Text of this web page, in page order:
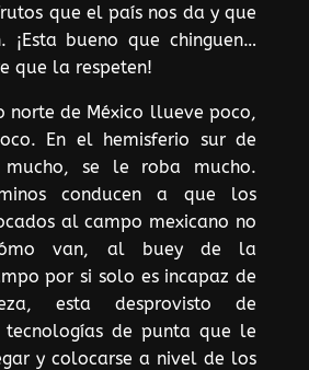
que el país nos da y que
¡Esta bueno que chinguen…
que la respeten!
norte de México llueve poco,
En el hemisferio sur de
mucho, se le roba mucho.
conducen a que los
al campo mexicano no
van, al buey de la
por si solo es incapaz de
esta desprovisto de
tecnologías de punta que le
y colocarse a nivel de los